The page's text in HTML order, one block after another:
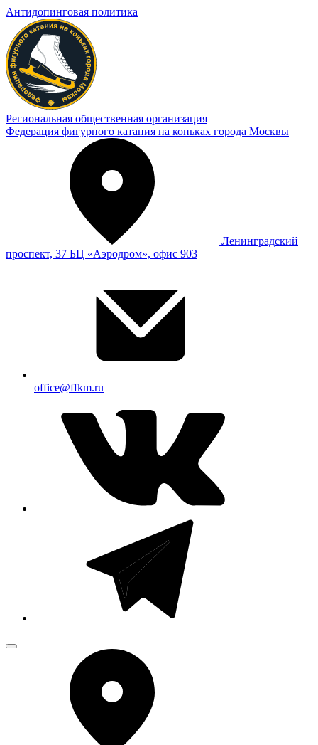
Антидопинговая политика
Региональная общественная организация
Федерация фигурного катания на коньках города Москвы
Ленинградский
проспект, 37 БЦ «Аэродром», офис 903
office@ffkm.ru